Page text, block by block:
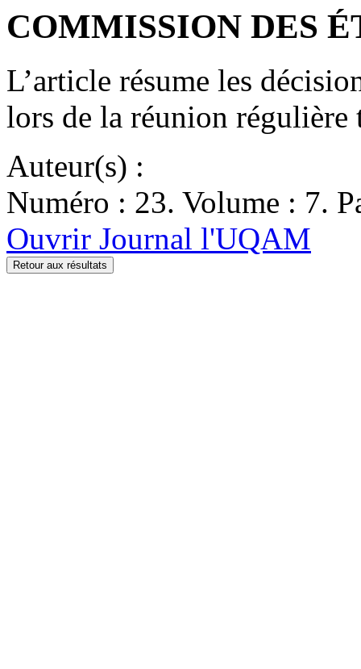
COMMISSION DES
L’article résume les
lors de la réunion régulière
Auteur(s) :
Numéro : 23. Volume : 7.
Ouvrir Journal l'UQAM
Retour aux résultats